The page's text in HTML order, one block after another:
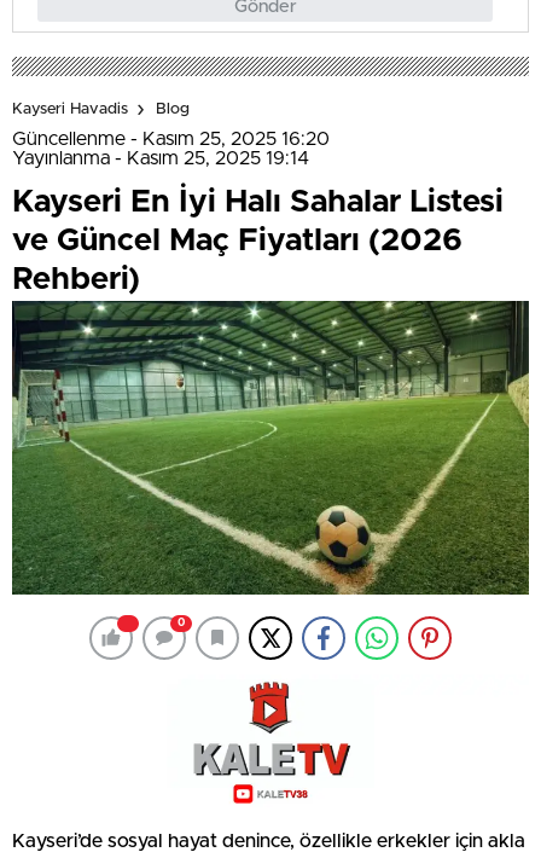
Gönder
Kayseri Havadis Blog
Güncellenme - Kasım 25, 2025 16:20
Yayınlanma - Kasım 25, 2025 19:14
Kayseri En İyi Halı Sahalar Listesi
ve Güncel Maç Fiyatları (2026
Rehberi)
0
Kayseri’de sosyal hayat denince, özellikle erkekler için akla